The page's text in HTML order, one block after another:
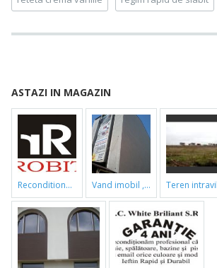
ASTAZI IN MAGAZIN
reconditionari cazi de baie vand imobil ,790m,piata gorjului,pret negociabil teren intravilan